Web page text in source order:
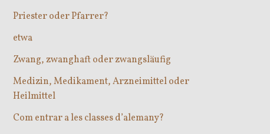
Priester oder Pfarrer?
etwa
Zwang, zwanghaft oder zwangsläufig
Medizin, Medikament, Arzneimittel oder
Heilmittel
Com entrar a les classes d’alemany?